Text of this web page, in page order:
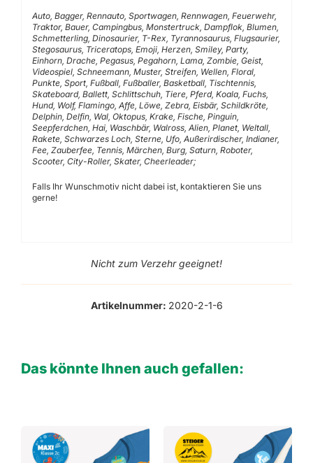
Auto, Bagger, Rennauto, Sportwagen, Rennwagen, Feuerwehr,
Traktor, Bauer, Campingbus, Monstertruck, Dampflok, Blumen,
Schmetterling, Dinosaurier, T-Rex, Tyrannosaurus, Flugsaurier,
Stegosaurus, Triceratops, Emoji, Herzen, Smiley, Party,
Einhorn, Drache, Pegasus, Pegahorn, Lama, Zombie, Geist,
Videospiel, Schneemann, Muster, Streifen, Wellen, Floral,
Punkte, Sport, Fußball, Fußballer, Basketball, Tischtennis,
Skateboard, Ballett, Schlittschuh, Tiere, Pferd, Koala, Fuchs,
Hund, Wolf, Flamingo, Affe, Löwe, Zebra, Eisbär, Schildkröte,
Delphin, Delfin, Wal, Oktopus, Krake, Fische, Pinguin,
Seepferdchen, Hai, Waschbär, Walross, Alien, Planet, Weltall,
Rakete, Schwarzes Loch, Sterne, Ufo, Außerirdischer, Indianer,
Fee, Zauberfee, Tennis, Märchen, Burg, Saturn, Roboter,
Scooter, City-Roller, Skater, Cheerleader;
Falls Ihr Wunschmotiv nicht dabei ist, kontaktieren Sie uns
gerne!
Nicht zum Verzehr geeignet!
Artikelnummer: 2020-2-1-6
Das könnte Ihnen auch gefallen: